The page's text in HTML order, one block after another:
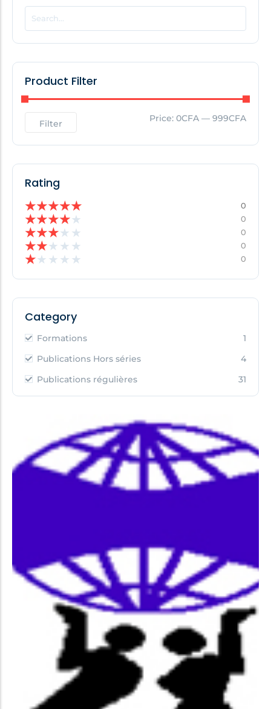
POPULAR THIS WEEK
No Posts Found!
No Posts Found!
Product Filter
Filter Price: 0CFA — 999CFA
Rating
★★★★★ 0
★★★★★ 0
★★★★ ★ 0
★★★ ★ ★ 0
★★ ★ ★ ★ 0
Category
Formations
1
Publications Hors séries
4
Publications régulières
31